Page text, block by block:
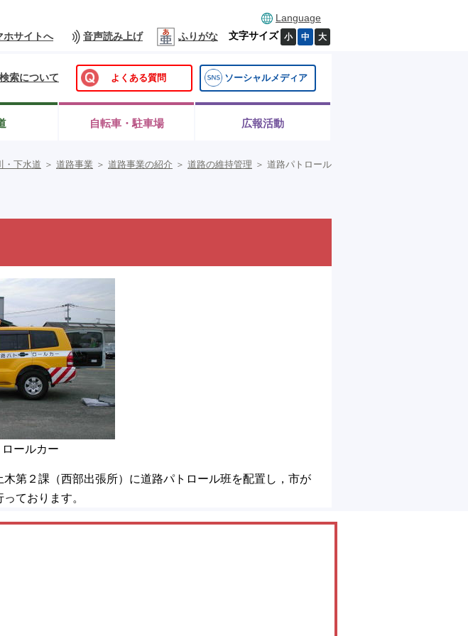
Language
ホサイトへ 音声読み上げ ふりがな 文字サイズ 小 中 大
よくある質問 ソーシャルメディア
索について
自転車・駐車場 広報活動
・下水道 ＞ 道路事業 ＞ 道路事業の紹介 ＞ 道路の維持管理 ＞ 道路パトロール
ールカー
第２課（西部出張所）に道路パトロール班を配置し，市が
ております。